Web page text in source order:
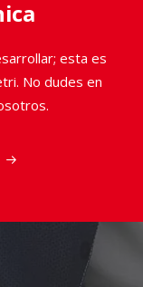
esta es
No dudes en